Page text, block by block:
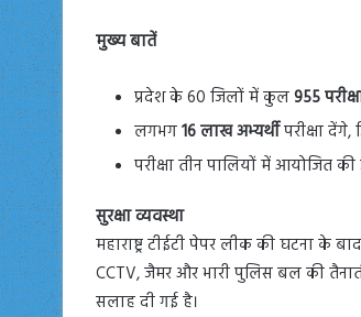
मुख्य बातें
प्रदेश के 60 जिलों में कुल955
लगभग16 लाख अभ्यर्थीपरीक्षा
परीक्षा तीन पालियों में आयोजित की
सुरक्षा व्यवस्था
महाराष्ट्र टीईटी पेपर लीक की घटना के
CCTV, जैमर और भारी पुलिस बल की
सलाह दी गई है।